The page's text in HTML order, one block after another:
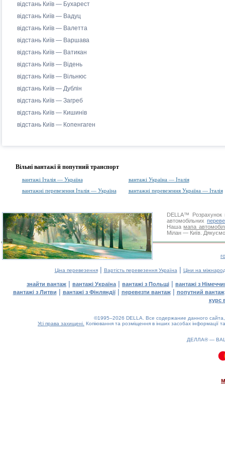
відстань Київ — Бухарест
відстань Київ — Вадуц
відстань Київ — Валетта
відстань Київ — Варшава
відстань Київ — Ватикан
відстань Київ — Відень
відстань Київ — Вільнюс
відстань Київ — Дублін
відстань Київ — Загреб
відстань Київ — Кишинів
відстань Київ — Копенгаген
Вільні вантажі й попутний транспорт
вантажі Італія — Україна
вантажі Україна — Італія
вантажні перевезення Італія — Україна
вантажні перевезення Україна — Італія
DELLA™
Розрахунок
автомобільних
Нашамапа
Мілан — Київ. Дякуємо
Ціна перевезення| Вартість перевезення Україна | Ціни на
знайти вантаж | вантажі Україна | вантажі з Польщі | вантажі з
вантажі з Литви | вантажі з Фінляндії| перевезти вантаж| попутний вантаж
курс
©1995–2026 DELLA. Все содержание данного
Усі права захищені. Копіювання та розміщення в інших засобах інформації
ДЕЛЛА® —